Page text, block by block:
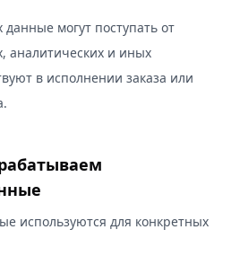
могут поступать от
аналитических и иных
в исполнении заказа или
используются для конкретных